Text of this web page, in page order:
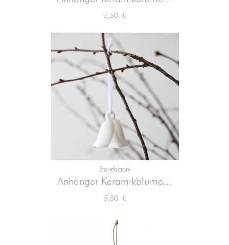
Preis
5,50 €
Storefactory
Anhänger Keramikblume...
Preis
5,50 €